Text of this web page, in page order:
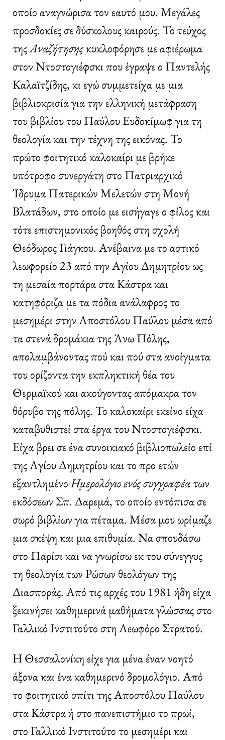
οποίο αναγνώρισα τον εαυτό μου. Μεγάλες
προσδοκίες σε δύσκολους καιρούς. Το τεύχος
τηςΑναζήτησηςκυκλοφόρησε με αφιέρωμα
στον Ντοστογιέφσκι που έγραψε ο Παντελής
Καλαϊτζίδης, κι εγώ συμμετείχα με μια
βιβλιοκρισία για την ελληνική μετάφραση
του βιβλίου του Παύλου Ευδοκίμωφ για τη
θεολογία και την τέχνη της εικόνας. Το
πρώτο φοιτητικό καλοκαίρι με βρήκε
υπότροφο συνεργάτη στο Πατριαρχικό
Ίδρυμα Πατερικών Μελετών στη Μονή
Βλατάδων, στο οποίο με εισήγαγε ο φίλος και
τότε επιστημονικός βοηθός στη σχολή
Θεόδωρος Γιάγκου. Ανέβαινα με το αστικό
λεωφορείο 23 από την Αγίου Δημητρίου ως
τη μεσαία πορτάρα στα Κάστρα και
κατηφόριζα με τα πόδια ανάλαφρος το
μεσημέρι στην Αποστόλου Παύλου μέσα από
τα στενά δρομάκια της Άνω Πόλης,
απολαμβάνοντας πού και πού στα ανοίγματα
του ορίζοντα την εκπληκτική θέα του
Θερμαϊκού και ακούγοντας απόμακρα τον
θόρυβο της πόλης. Το καλοκαίρι εκείνο είχα
καταβυθιστεί στα έργα του Ντοστογιέφσκι.
Είχα βρει σε ένα συνοικιακό βιβλιοπωλείο επί
της Αγίου Δημητρίου και το προ ετών
εξαντλημένοΗμερολόγιο ενός συγγραφέατων
εκδόσεων Σπ. Δαρεμά, το οποίο εντόπισα σε
σωρό βιβλίων για πέταμα. Μέσα μου ωρίμαζε
μια σκέψη και μια επιθυμία. Να σπουδάσω
στο Παρίσι και να γνωρίσω εκ του σύνεγγυς
τη θεολογία των Ρώσων θεολόγων της
Διασποράς. Από τις αρχές του 1981 ήδη είχα
ξεκινήσει καθημερινά μαθήματα γλώσσας στο
Γαλλικό Ινστιτούτο στη Λεωφόρο Στρατού.
Η Θεσσαλονίκη είχε για μένα έναν νοητό
άξονα και ένα καθημερινό δρομολόγιο. Από
το φοιτητικό σπίτι της Αποστόλου Παύλου
στα Κάστρα ή στο πανεπιστήμιο το πρωί,
στο Γαλλικό Ινστιτούτο το μεσημέρι και